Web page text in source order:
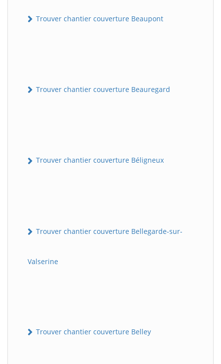
Trouver chantier couverture Beaupont
Trouver chantier couverture Beauregard
Trouver chantier couverture Béligneux
Trouver chantier couverture Bellegarde-sur-
Valserine
Trouver chantier couverture Belley